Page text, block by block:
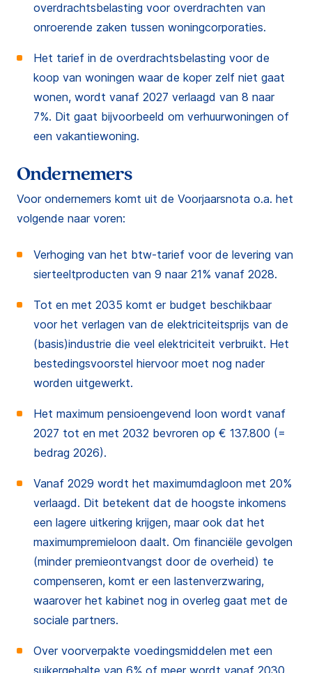
overdrachtsbelasting voor overdrachten van
onroerende zaken tussen woningcorporaties.
Het tarief in de overdrachtsbelasting voor de
koop van woningen waar de koper zelf niet gaat
wonen, wordt vanaf 2027 verlaagd van 8 naar
7%. Dit gaat bijvoorbeeld om verhuurwoningen of
een vakantiewoning.
Ondernemers
Voor ondernemers komt uit de Voorjaarsnota o.a. het
volgende naar voren:
Verhoging van het btw-tarief voor de levering van
sierteeltproducten van 9 naar 21% vanaf 2028.
Tot en met 2035 komt er budget beschikbaar
voor het verlagen van de elektriciteitsprijs van de
(basis)industrie die veel elektriciteit verbruikt. Het
bestedingsvoorstel hiervoor moet nog nader
worden uitgewerkt.
Het maximum pensioengevend loon wordt vanaf
2027 tot en met 2032 bevroren op € 137.800 (=
bedrag 2026).
Vanaf 2029 wordt het maximumdagloon met 20%
verlaagd. Dit betekent dat de hoogste inkomens
een lagere uitkering krijgen, maar ook dat het
maximumpremieloon daalt. Om financiële gevolgen
(minder premieontvangst door de overheid) te
compenseren, komt er een lastenverzwaring,
waarover het kabinet nog in overleg gaat met de
sociale partners.
Over voorverpakte voedingsmiddelen met een
suikergehalte van 6% of meer wordt vanaf 2030